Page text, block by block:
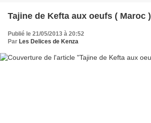
Tajine de Kefta aux oeufs ( Maroc )
Publié le 21/05/2013 à 20:52
Par Les Delices de Kenza